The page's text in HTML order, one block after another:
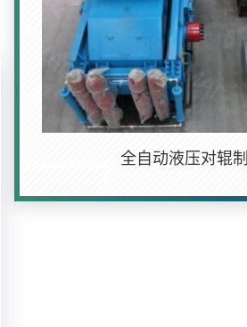
全自动液压对辊